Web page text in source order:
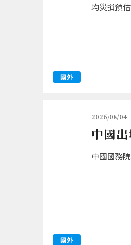
均災損預
國外
2026/08/04
中國
中國國務
國外